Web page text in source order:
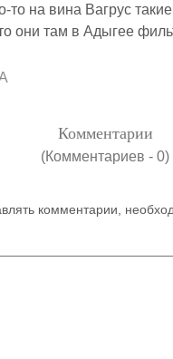
то на вина Вагрус
они там в Адыгее
Комментарии
(Комментариев - 0)
комментарии,